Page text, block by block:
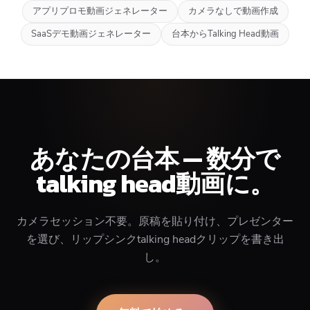
アプリプロモ動画ジェネレーター
カメラなしで動画作成
SaaSデモ動画ジェネレーター
台本からTalking Head動画
あなたの台本 — 数分で
talking head動画に。
カメラセッション不要。原稿を貼り付け、プレゼンター
を選び、リップシンクtalking headクリップを書き出
し。